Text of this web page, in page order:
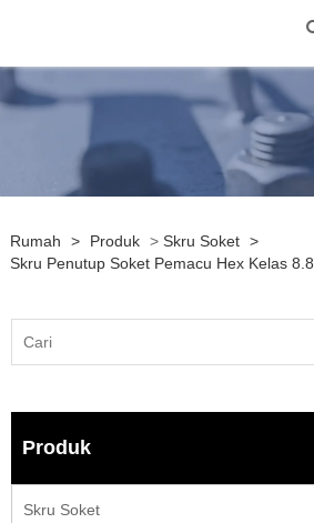
Rumah > Produk > Skru Soket >
Skru Penutup Soket Pemacu Hex Kelas 8.8
Produk
Skru Soket